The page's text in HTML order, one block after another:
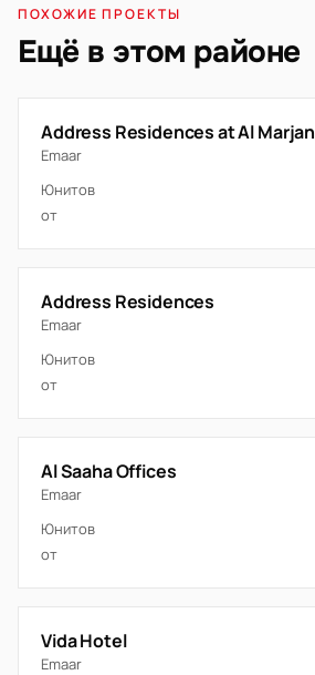
ПОХОЖИЕ ПРОЕКТЫ
Ещё в этом районе
Address Residences at Al Marjan
Emaar
Юнитов
от
Address Residences
Emaar
Юнитов
от
Al Saaha Offices
Emaar
Юнитов
от
Vida Hotel
Emaar